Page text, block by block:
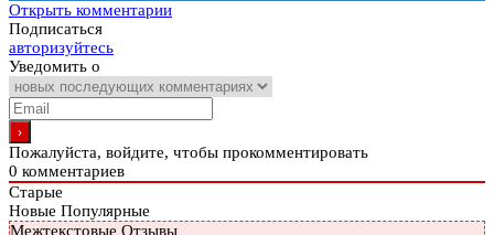
Открыть комментарии
Подписаться
авторизуйтесь
Уведомить о
Пожалуйста, войдите, чтобы прокомментировать
0 комментариев
Старые
Новые Популярные
Межтекстовые Отзывы